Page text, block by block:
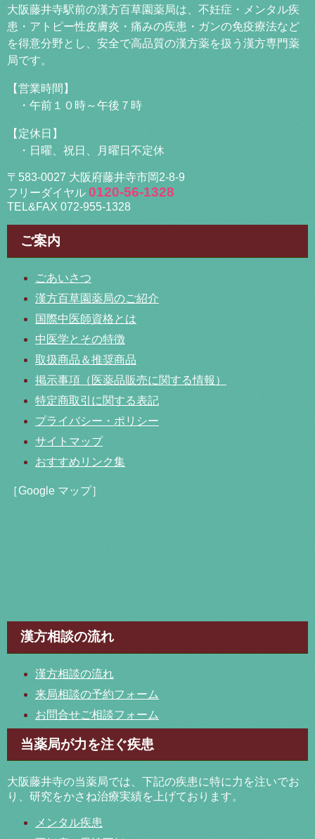
大阪藤井寺駅前の漢方百草園薬局は、不妊症・メンタル疾
患・アトピー性皮膚炎・痛みの疾患・ガンの免疫療法など
を得意分野とし、安全で高品質の漢方薬を扱う漢方専門薬
局です。
【営業時間】
・午前１０時～午後７時
【定休日】
・日曜、祝日、月曜日不定休
〒583-0027 大阪府藤井寺市岡2-8-9
フリーダイヤル 0120-56-1328
TEL&FAX 072-955-1328
ご案内
ごあいさつ
漢方百草園薬局のご紹介
国際中医師資格とは
中医学とその特徴
取扱商品＆推奨商品
掲示事項（医薬品販売に関する情報）
特定商取引に関する表記
プライバシー・ポリシー
サイトマップ
おすすめリンク集
［Google マップ］
漢方相談の流れ
漢方相談の流れ
来局相談の予約フォーム
お問合せご相談フォーム
当薬局が力を注ぐ疾患
大阪藤井寺の当薬局では、下記の疾患に特に力を注いでお
り、研究をかさね治療実績を上げております。
メンタル疾患